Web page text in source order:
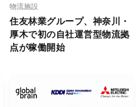
物流施設
住友林業グループ、神奈川・
厚木で初の自社運営型物流拠
点が稼働開始